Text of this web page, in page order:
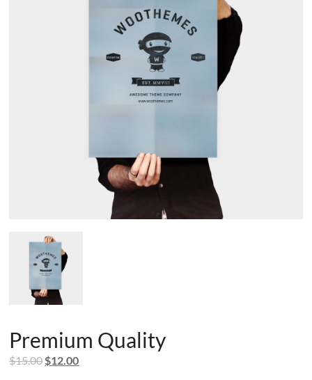
Premium Quality
$15.00El
$12.00El